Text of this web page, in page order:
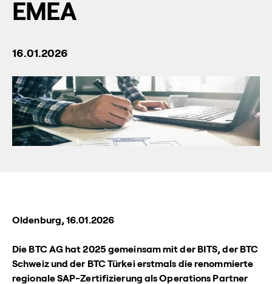
EMEA
16.01.2026
Oldenburg, 16.01.2026
Die BTC AG hat 2025 gemeinsam mit der BITS, der BTC
Schweiz und der BTC Türkei erstmals die renommierte
regionale SAP-Zertifizierung als Operations Partner